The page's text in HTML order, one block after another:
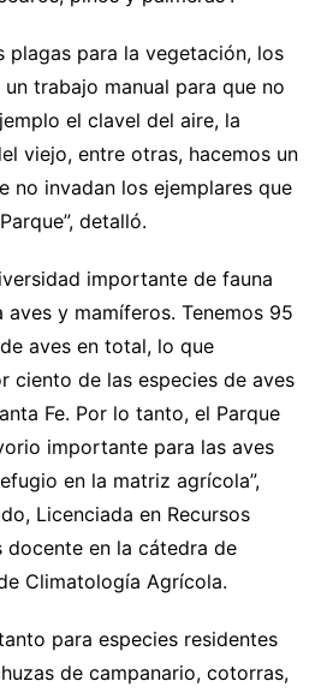
plagas para la vegetación, los
trabajo manual para que no
el clavel del aire, la
viejo, entre otras, hacemos un
no invadan los ejemplares que
detalló.
importante de fauna
y mamíferos. Tenemos 95
aves en total, lo que
ciento de las especies de aves
Fe. Por lo tanto, el Parque
importante para las aves
en la matriz agrícola”,
Licenciada en Recursos
docente en la cátedra de
Climatología Agrícola.
para especies residentes
de campanario, cotorras,